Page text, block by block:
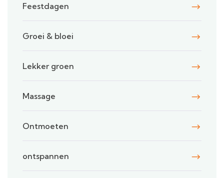
Feestdagen
Groei & bloei
Lekker groen
Massage
Ontmoeten
ontspannen